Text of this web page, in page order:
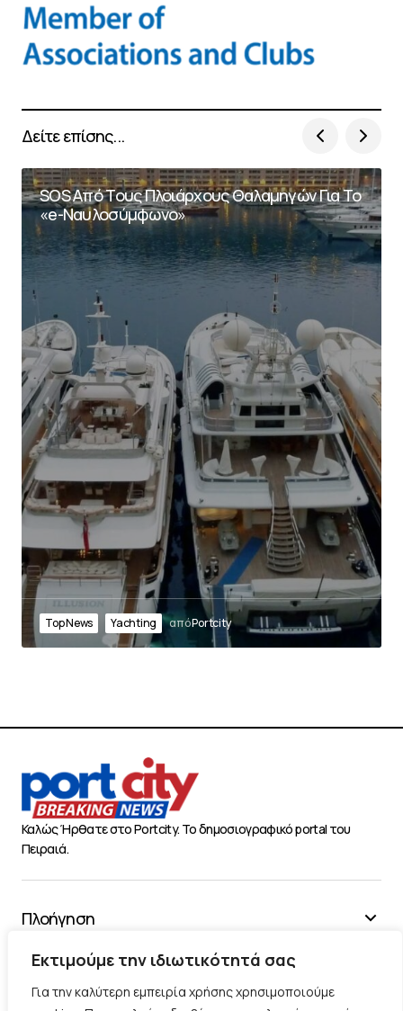
Εκτιμούμε την ιδιωτικότητά σας
Για την καλύτερη εμπειρία χρήσης χρησιμοποιούμε
Δείτε επίσης...
SOS Από Τους Πλοιάρχους Θαλαμηγών Για Το
«e-Ναυλοσύμφωνο»
Top News Yachting απόPortcity
Καλώς Ήρθατε στο Portcity. Το δημοσιογραφικό portal του
Πειραιά.
Πλοήγηση
Χρήσιμα
Διάφορα